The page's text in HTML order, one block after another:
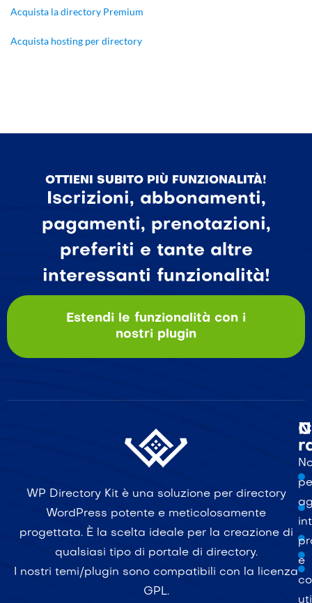
Acquista la directory Premium
Acquista hosting per directory
OTTIENI SUBITO PIÙ FUNZIONALITÀ!
Iscrizioni, abbonamenti,
pagamenti, prenotazioni,
preferiti e tante altre
interessanti funzionalità!
Estendi le funzionalità con i
nostri plugin
WP Directory Kit è una soluzione per directory
WordPress potente e meticolosamente
progettata. È la scelta ideale per la creazione di
qualsiasi tipo di portale di directory.
I nostri temi/plugin sono compatibili con la licenza
GPL.
e